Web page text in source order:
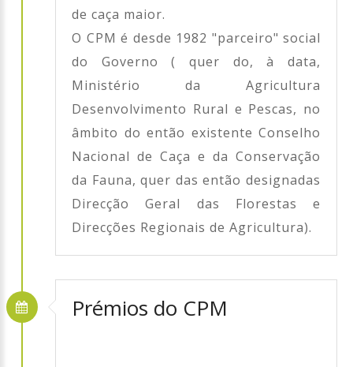
de caça maior.
O CPM é desde 1982 "parceiro" social
do Governo ( quer do, à data,
Ministério da Agricultura
Desenvolvimento Rural e Pescas, no
âmbito do então existente Conselho
Nacional de Caça e da Conservação
da Fauna, quer das então designadas
Direcção Geral das Florestas e
Direcções Regionais de Agricultura).
Prémios do CPM